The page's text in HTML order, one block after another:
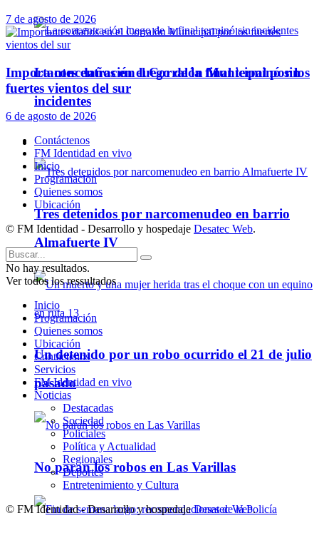
La concentración luego de la final terminó sin
incidentes
Policiales
Tres detenidos por narcomenudeo en barrio
Almafuerte IV
Un detenido por un robo ocurrido el 21 de julio
pasado
No paran los robos en Las Varillas
7 de agosto de 2026
Importantes daños en el Corralón Municipal por los
fuertes vientos del sur
6 de agosto de 2026
Contáctenos
FM Identidad en vivo
Inicio
Programación
Quienes somos
Ubicación
© FM Identidad - Desarrollo y hospedaje Desatec Web.
No hay resultados.
Ver todos los ressultados
Inicio
Programación
Quienes somos
Ubicación
Contáctenos
Servicios
FM Identidad en vivo
Noticias
Destacadas
Sociedad
Policiales
Política y Actualidad
Regionales
Deportes
Entretenimiento y Cultura
© FM Identidad - Desarrollo y hospedajeDesatec Web.